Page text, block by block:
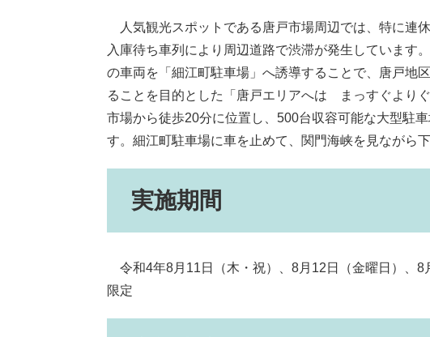
人気観光スポットである唐戸市場周辺では、特に連
入庫待ち車列により周辺道路で渋滞が発生しています
の車両を「細江町駐車場」へ誘導することで、唐戸地
ることを目的とした「唐戸エリアへは まっすぐより
市場から徒歩20分に位置し、500台収容可能な大型駐
す。細江町駐車場に車を止めて、関門海峡を見ながら
実施期間
令和4年8月11日（木・祝）、8月12日（金曜日）、8
限定